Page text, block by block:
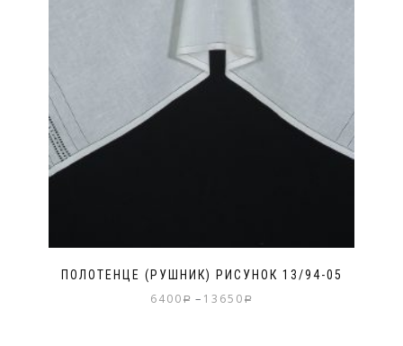
ПОЛОТЕНЦЕ (РУШНИК) РИСУНОК 13/94-05
6400 Р – 13650 Р